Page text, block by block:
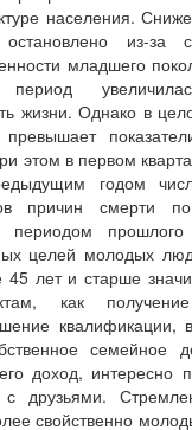
населения.
из-за
младшего
жизни. Однако в
этом в первом
годом
причин смерти
периодом
целей молодых
45 лет и старше
как получение
квалификации,
семейное
доход, интересно
друзьями.
свойственно